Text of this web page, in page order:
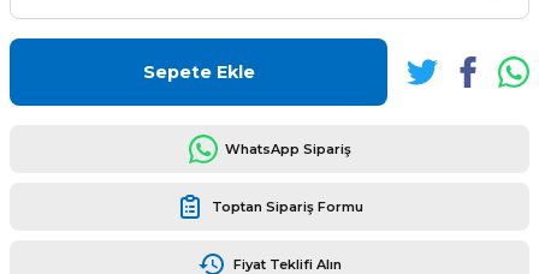
Sepete Ekle
WhatsApp Sipariş
Toptan Sipariş Formu
Fiyat Teklifi Alın